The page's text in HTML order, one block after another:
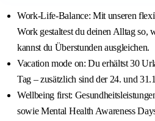
Work-Life-Balance: Mit unseren
Work gestaltest du deinen Alltag so,
kannst du Überstunden ausgleichen.
Vacation mode on: Du erhältst 30
Tag – zusätzlich sind der 24. und
Wellbeing first:
sowie Mental Health Awareness